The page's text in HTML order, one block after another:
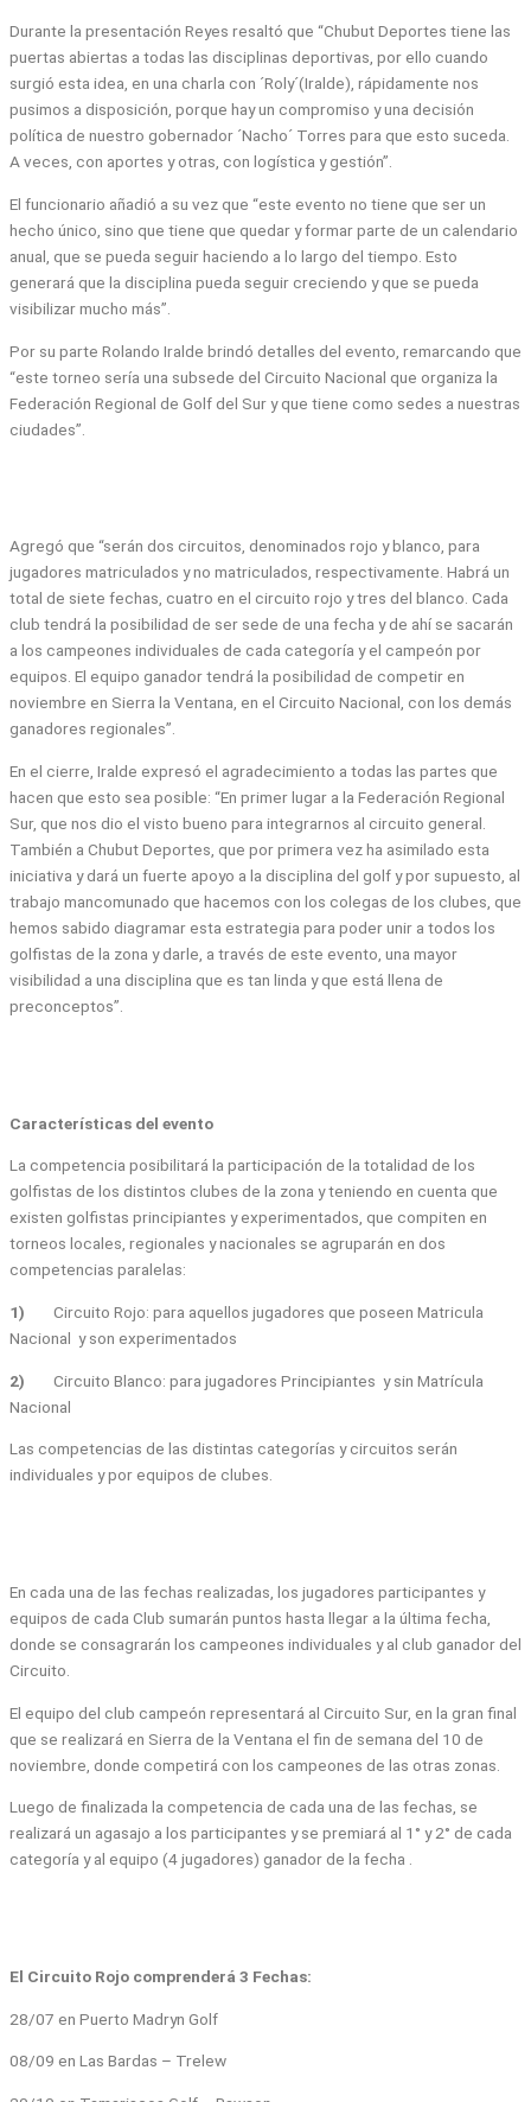
Durante la presentación Reyes resaltó que “Chubut Deportes tiene las
puertas abiertas a todas las disciplinas deportivas, por ello cuando
surgió esta idea, en una charla con ´Roly´(Iralde), rápidamente nos
pusimos a disposición, porque hay un compromiso y una decisión
política de nuestro gobernador ´Nacho´ Torres para que esto suceda.
A veces, con aportes y otras, con logística y gestión”.
El funcionario añadió a su vez que “este evento no tiene que ser un
hecho único, sino que tiene que quedar y formar parte de un calendario
anual, que se pueda seguir haciendo a lo largo del tiempo. Esto
generará que la disciplina pueda seguir creciendo y que se pueda
visibilizar mucho más”.
Por su parte Rolando Iralde brindó detalles del evento, remarcando que
“este torneo sería una subsede del Circuito Nacional que organiza la
Federación Regional de Golf del Sur y que tiene como sedes a nuestras
ciudades”.
Agregó que “serán dos circuitos, denominados rojo y blanco, para
jugadores matriculados y no matriculados, respectivamente. Habrá un
total de siete fechas, cuatro en el circuito rojo y tres del blanco. Cada
club tendrá la posibilidad de ser sede de una fecha y de ahí se sacarán
a los campeones individuales de cada categoría y el campeón por
equipos. El equipo ganador tendrá la posibilidad de competir en
noviembre en Sierra la Ventana, en el Circuito Nacional, con los demás
ganadores regionales”.
En el cierre, Iralde expresó el agradecimiento a todas las partes que
hacen que esto sea posible: “En primer lugar a la Federación Regional
Sur, que nos dio el visto bueno para integrarnos al circuito general.
También a Chubut Deportes, que por primera vez ha asimilado esta
iniciativa y dará un fuerte apoyo a la disciplina del golf y por supuesto, al
trabajo mancomunado que hacemos con los colegas de los clubes, que
hemos sabido diagramar esta estrategia para poder unir a todos los
golfistas de la zona y darle, a través de este evento, una mayor
visibilidad a una disciplina que es tan linda y que está llena de
preconceptos”.
Características del evento
La competencia posibilitará la participación de la totalidad de los
golfistas de los distintos clubes de la zona y teniendo en cuenta que
existen golfistas principiantes y experimentados, que compiten en
torneos locales, regionales y nacionales se agruparán en dos
competencias paralelas:
1) Circuito Rojo: para aquellos jugadores que poseen Matricula
Nacional y son experimentados
2) Circuito Blanco: para jugadores Principiantes y sin Matrícula
Nacional
Las competencias de las distintas categorías y circuitos serán
individuales y por equipos de clubes.
En cada una de las fechas realizadas, los jugadores participantes y
equipos de cada Club sumarán puntos hasta llegar a la última fecha,
donde se consagrarán los campeones individuales y al club ganador del
Circuito.
El equipo del club campeón representará al Circuito Sur, en la gran final
que se realizará en Sierra de la Ventana el fin de semana del 10 de
noviembre, donde competirá con los campeones de las otras zonas.
Luego de finalizada la competencia de cada una de las fechas, se
realizará un agasajo a los participantes y se premiará al 1° y 2° de cada
categoría y al equipo (4 jugadores) ganador de la fecha .
El Circuito Rojo comprenderá 3 Fechas:
28/07 en Puerto Madryn Golf
08/09 en Las Bardas – Trelew